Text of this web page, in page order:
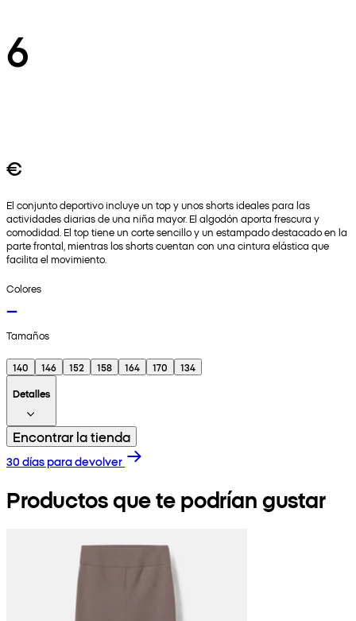
6
€
El conjunto deportivo incluye un top y unos shorts ideales para las
actividades diarias de una niña mayor. El algodón aporta frescura y
comodidad. El top tiene un corte sencillo y un estampado destacado en la
parte frontal, mientras los shorts cuentan con una cintura elástica que
facilita el movimiento.
Colores
Tamaños
140 146 152 158 164 170
134
Detalles
Encontrar la tienda
30 días para devolver
Productos que te podrían gustar